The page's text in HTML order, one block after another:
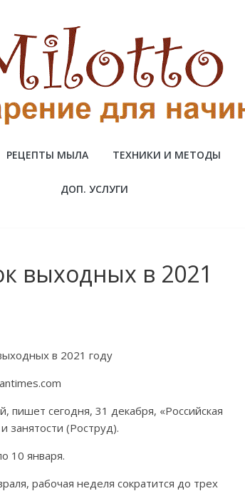
РЕЦЕПТЫ МЫЛА ТЕХНИКИ И МЕТОДЫ
ДОП. УСЛУГИ
выходных в 2021
сегодня, 31 декабря, «Российская
занятости (Роструд).
10 января.
рабочая неделя сократится до трех